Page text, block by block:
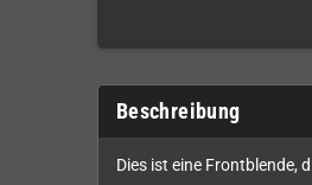
Beschreibung
Dies ist eine Frontblende,